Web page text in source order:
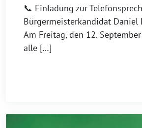
📞 Einladung zur
Bürgermeisterkandidat Daniel
Am Freitag, den 12.
alle […]